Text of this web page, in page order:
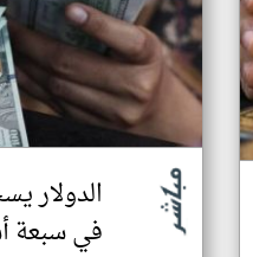
الدولار
في سبعة